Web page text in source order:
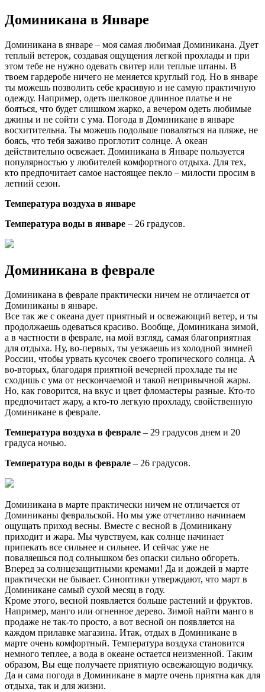
Доминикана в Январе
Доминикана в январе – моя самая любимая Доминикана. Дует
теплый ветерок, создавая ощущения легкой прохлады и при
этом тебе не нужно одевать свитер или теплые штаны. В
твоем гардеробе ничего не меняется круглый год. Но в январе
ты можешь позволить себе красивую и не самую практичную
одежду. Например, одеть шелковое длинное платье и не
бояться, что будет слишком жарко, а вечером одеть любимые
джины и не сойти с ума. Погода в Доминикане в январе
восхитительна. Ты можешь подольше поваляться на пляже, не
боясь, что тебя заживо проглотит солнце. А океан
действительно освежает. Доминикана в Январе пользуется
популярностью у любителей комфортного отдыха. Для тех,
кто предпочитает самое настоящее пекло – милости просим в
летний сезон.
Температура воздуха в январе
Температура воды в январе – 26 градусов.
Доминикана в феврале
Доминикана в феврале практически ничем не отличается от
Доминиканы в январе.
Все так же с океана дует приятный и освежающий ветер, и ты
продолжаешь одеваться красиво. Вообще, Доминикана зимой,
а в частности в феврале, на мой взгляд, самая благоприятная
для отдыха. Ну, во-первых, ты уезжаешь из холодной зимней
России, чтобы урвать кусочек своего тропического солнца. А
во-вторых, благодаря приятной вечерней прохладе ты не
сходишь с ума от нескончаемой и такой непривычной жары.
Но, как говорится, на вкус и цвет фломастеры разные. Кто-то
предпочитает жару, а кто-то легкую прохладу, свойственную
Доминикане в феврале.
Температура воздуха в феврале – 29 градусов днем и 20
градуса ночью.
Температура воды в феврале – 26 градусов.
Доминикана в марте практически ничем не отличается от
Доминиканы февральской. Но мы уже отчетливо начинаем
ощущать приход весны. Вместе с весной в Доминикану
приходит и жара. Мы чувствуем, как солнце начинает
припекать все сильнее и сильнее. И сейчас уже не
поваляешься под солнышком без опаски сильно обгореть.
Вперед за солнцезащитными кремами! Да и дождей в марте
практически не бывает. Синоптики утверждают, что март в
Доминикане самый сухой месяц в году.
Кроме этого, весной появляется больше растений и фруктов.
Например, манго или огненное дерево. Зимой найти манго в
продаже не так-то просто, а вот весной он появляется на
каждом прилавке магазина. Итак, отдых в Доминикане в
марте очень комфортный. Температура воздуха становится
немного теплее, а вода в океане остается неизменной. Таким
образом, Вы еще получаете приятную освежающую водичку.
Да и сама погода в Доминикане в марте очень приятна как для
отдыха, так и для жизни.